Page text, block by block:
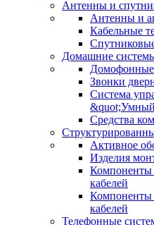
Антенны и
Антенны и
Кабельные
Домашние
Звонки
Система
Средства
Активное
Изделия
Компоненты
кабелей
Компоненты
кабелей
Телефонные